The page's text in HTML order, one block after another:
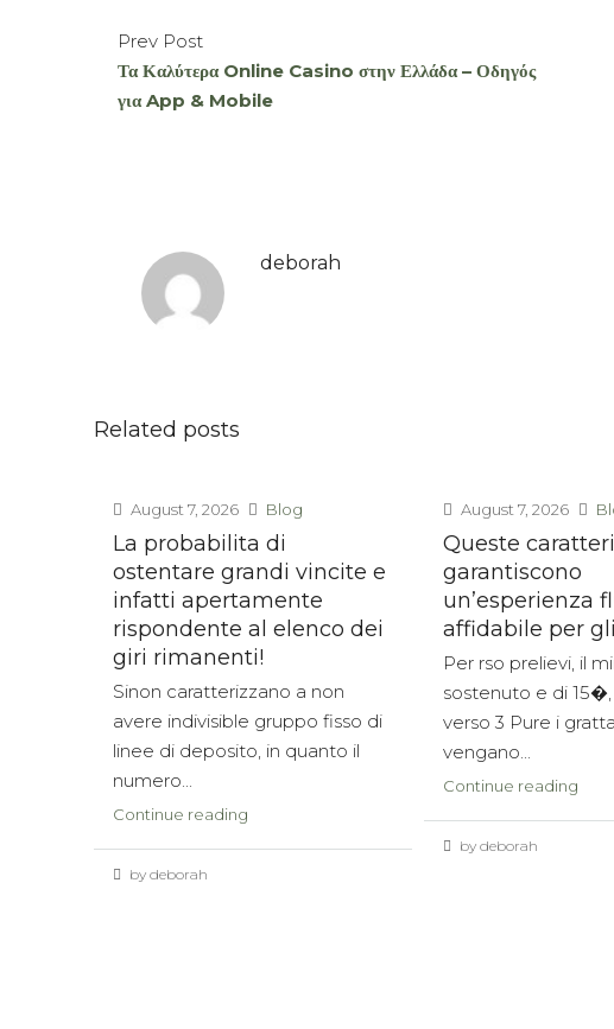
Prev Post
Τα Καλύτερα Online Casino στην Ελλάδα – Οδηγός
για App & Mobile
deborah
Related posts
August 7, 2026 Blog
La probabilita di
ostentare grandi vincite e
infatti apertamente
rispondente al elenco dei
giri rimanenti!
Sinon caratterizzano a non
avere indivisible gruppo fisso di
linee di deposito, in quanto il
numero...
Continue reading
by deborah
August 7, 2026
Queste
garantiscono
un’esperienza
affidabile per
Per rso prelievi, il
sostenuto e di
verso 3 Pure i
vengano...
Continue reading
by deborah